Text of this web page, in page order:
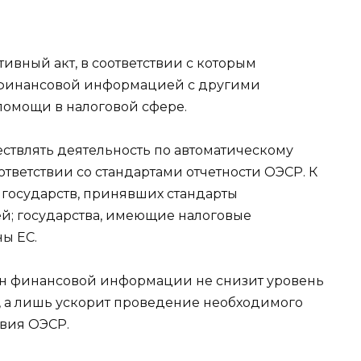
акт, в соответствии с которым
информацией с другими
в налоговой сфере.
деятельность по автоматическому
со стандартами отчетности ОЭСР. К
принявших стандарты
государства, имеющие налоговые
ЕС.
финансовой информации не снизит уровень
лишь ускорит проведение необходимого
ОЭСР.